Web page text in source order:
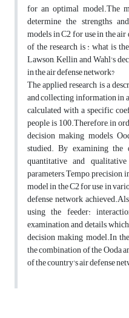
for an optimal model.The
determine the strengths
models in C2 for use in the
of the research is : what is
Lawson, Kellin and Wahl's
in the air defense network?
The applied research is a
and collecting information in
calculated with a specific
people is 100.Therefore, in
decision making models,
studied. By examining the
quantitative and
parameters, Tempo,
model in the C2 for use in
defense network
using the feeder:
examination, and details,
decision making model.In
the combination of the Ooda
of the country's air defense